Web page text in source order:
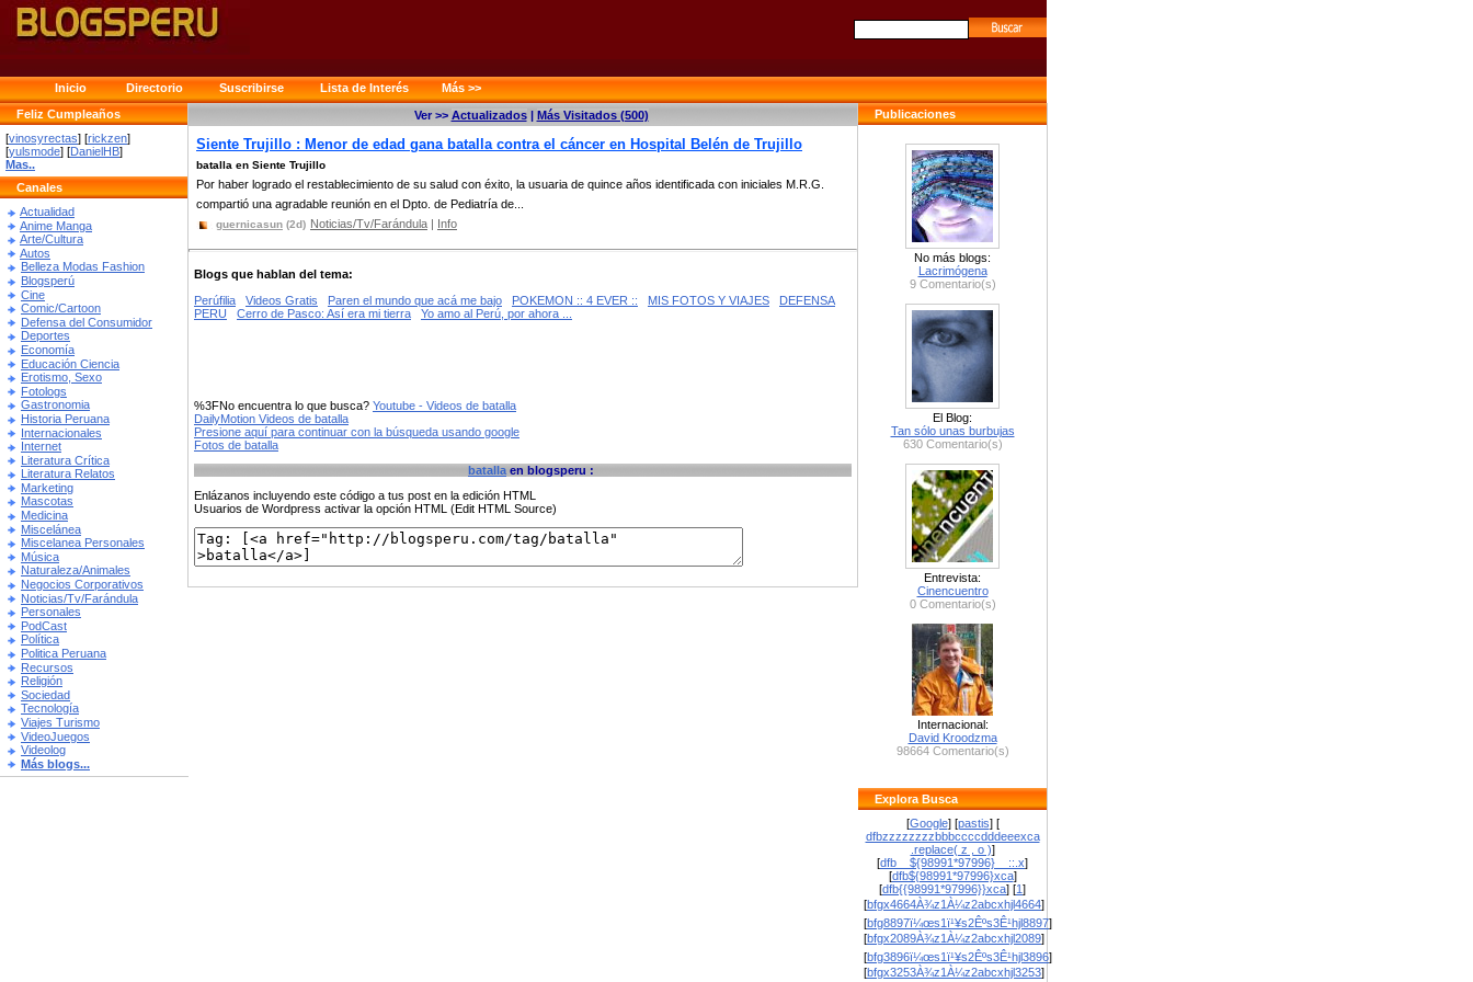
Inicio Directorio Suscribirse Lista de Interés
Más >>
Feliz Cumpleaños
[vinosyrectas] [rickzen]
[yulsmode] [DanielHB]
Mas..
Canales
Actualidad
Anime Manga
Arte/Cultura
Autos
Belleza Modas Fashion
Blogsperú
Cine
Comic/Cartoon
Defensa del Consumidor
Deportes
Economía
Educación Ciencia
Erotismo, Sexo
Fotologs
Gastronomia
Historia Peruana
Internacionales
Internet
Literatura Crítica
Literatura Relatos
Marketing
Mascotas
Medicina
Miscelánea
Miscelanea Personales
Música
Naturaleza/Animales
Negocios Corporativos
Noticias/Tv/Farándula
Personales
PodCast
Política
Politica Peruana
Recursos
Religión
Sociedad
Tecnología
Viajes Turismo
VideoJuegos
Videolog
Más blogs...
Publicaciones
No más blogs:
Lacrimógena
9 Comentario(s)
El Blog:
Tan sólo unas burbujas
630 Comentario(s)
Entrevista:
Cinencuentro
0 Comentario(s)
Internacional:
David Kroodzma
98664 Comentario(s)
Explora Busca
[Google] [pastis] [
dfbzzzzzzzzbbbccccdddeeexca
.replace( z , o )]
[dfb__${98991*97996}__::.x]
[dfb${98991*97996}xca]
[dfb{{98991*97996}}xca] [1]
[bfgx4664À¾z1À¼z2abcxhjl4664]
[bfg8897ï¼œs1ï¹¥s2Êºs3Ê¹hjl8897]
[bfgx2089À¾z1À¼z2abcxhjl2089]
[bfg3896ï¼œs1ï¹¥s2Êºs3Ê¹hjl3896]
[bfgx3253À¾z1À¼z2abcxhjl3253]
Ver >> Actualizados| Más Visitados (500)
Siente Trujillo : Menor de edad gana batalla contra el cáncer en Hospital Belén de Trujillo
batalla en Siente Trujillo
Por haber logrado el restablecimiento de su salud con éxito, la usuaria de quince años identificada con iniciales M.R.G.
compartió una agradable reunión en el Dpto. de Pediatría de...
guernicasun (2d) Noticias/Tv/Farándula | Info
Blogs que hablan del tema:
Perúfilia
Videos Gratis Paren el mundo que acá me bajo POKEMON :: 4 EVER :: MIS FOTOS Y VIAJES
DEFENSA
PERU
Cerro de Pasco: Así era mi tierra Yo amo al Perú, por ahora ...
%3FNo encuentra lo que busca? Youtube - Videos de batalla
DailyMotion Videos de batalla
Presione aquí para continuar con la búsqueda usando google
Fotos de batalla
batalla en blogsperu :
Enlázanos incluyendo este código a tus post en la edición HTML
Usuarios de Wordpress activar la opción HTML (Edit HTML Source)